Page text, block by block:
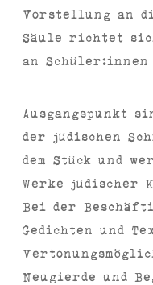
Vorstellung an
Säule richtet
an Schüler:innen
Ausgangspunkt
der jüdischen
dem Stück und
Werke jüdischer
Bei der
Gedichten und
Neugierde und